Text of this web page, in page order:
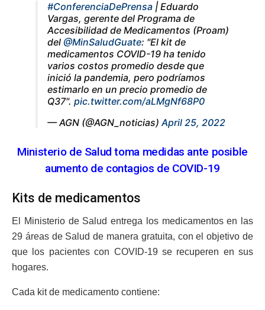
#ConferenciaDePrensa | Eduardo
Vargas, gerente del Programa de
Accesibilidad de Medicamentos (Proam)
del @MinSaludGuate: "El kit de
medicamentos COVID-19 ha tenido
varios costos promedio desde que
inició la pandemia, pero podríamos
estimarlo en un precio promedio de
Q37". pic.twitter.com/aLMgNf68P0
— AGN (@AGN_noticias)April 25, 2022
Ministerio de Salud toma medidas ante posible
aumento de contagios de COVID-19
Kits de medicamentos
El Ministerio de Salud entrega los medicamentos en las
29 áreas de Salud de manera gratuita, con el objetivo de
que los pacientes con COVID-19 se recuperen en sus
hogares.
Cada kit de medicamento contiene: